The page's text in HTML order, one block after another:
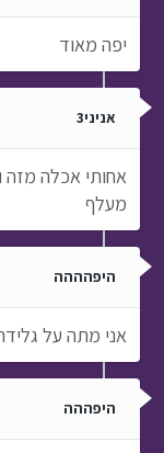
יפה מאוד
אניני3
אחותי אכלה
מעלף
היפהההה
אני מתה על
היפההה